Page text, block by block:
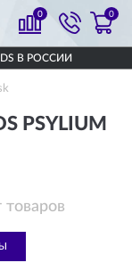
0 0
В РОССИИ
PSYLIUM